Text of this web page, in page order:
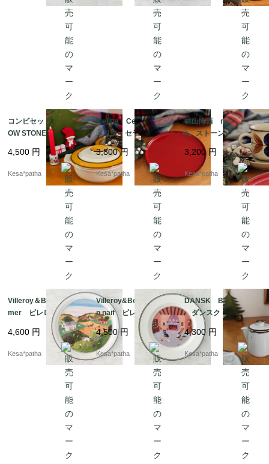
コンビセット RAINB
OW STONE ストーン
ウェア レインボー
キャセロール ココッ
ト プレート 日本
4,500 円
Kesa*patha
Melitta Ceracron
メリタ セラクロン
プレート ヴィンテー
ジ ドイツ
3,800円
Kesa*patha
桃山陶器 momoyam
a ストーンウエア カ
ップ＆ソーサー 昭和
レトロ ヴィンテー
ジ 日本
3,200円
Kesa*patha
Villeroy＆Boch Sum
mer ビレロイ＆ボッ
ホ フォーシーズン
ズ サマー 飾り皿
デコレーションプレー
ト ウォールプレー
ト ウォールデコ ド
イツ ヴィンテージ
4,600 円
Kesa*patha
Villeroy&Boch Desig
n naif ビレロイ＆ボッ
ホ デザイン ナイー
フ 暖炉 プレート
ドイツ ヴィンテージ
4,500円
Kesa*patha
DANSK Brownmist
ダンスク ブラウン
ミスト クリーマー
廃盤 廃番 オールド
ダンスク アメリカ
ヴィンテージ
4,300 円
Kesa*patha